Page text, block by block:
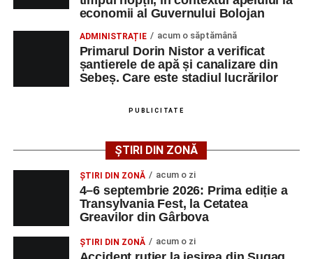
Transylvania Fest va avea loc în perioada
septembrie 2026, laCetatea Greavilor din Gârbova
Intrarea este liberă pe întreaga durată a evenimentului.
Ultimele știri din Sebeș
Femeie de 66 de ani, transportată în stare gravă la
spital după ce a fost lovită de o motocicletă pe
Accident pe strada Dorobanți din Sebeș: fermeie
de 66 de ani rănită grav, după ce a fost lovită de o
motocicletă
4–6 septembrie 2026: Prima ediție a Transylvania
economii al Guvernului Bolojan
ADMINISTRAȚIE acum o săptămână
Primarul Dorin Nistor a verificat
șantierele de apă și canalizare din
Sebeș. Care este stadiul lucrărilor
PUBLICITATE
ȘTIRI DIN ZONĂ
ȘTIRI DIN ZONĂ acum o zi
4–6 septembrie 2026: Prima ediție a
Transylvania Fest, la Cetatea
Greavilor din Gârbova
ȘTIRI DIN ZONĂ acum o zi